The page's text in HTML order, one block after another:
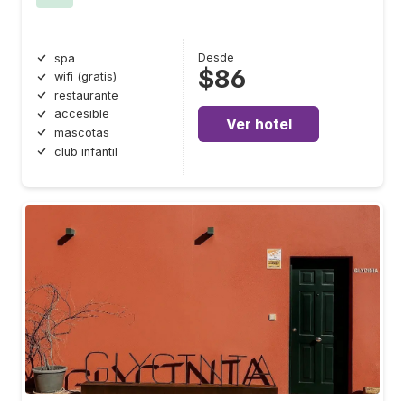
spa
wifi (gratis)
restaurante
accesible
mascotas
club infantil
Desde
$86
Ver hotel